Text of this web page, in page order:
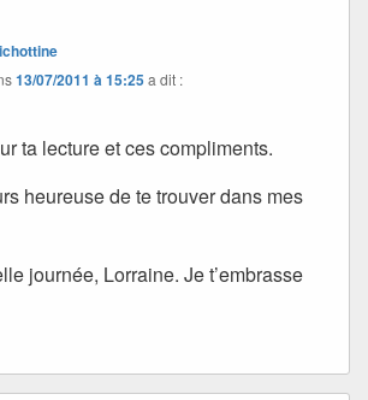
13/07/2011 à 15:25a dit :
ta lecture et ces compliments.
heureuse de te trouver dans mes
journée, Lorraine. Je t’embrasse